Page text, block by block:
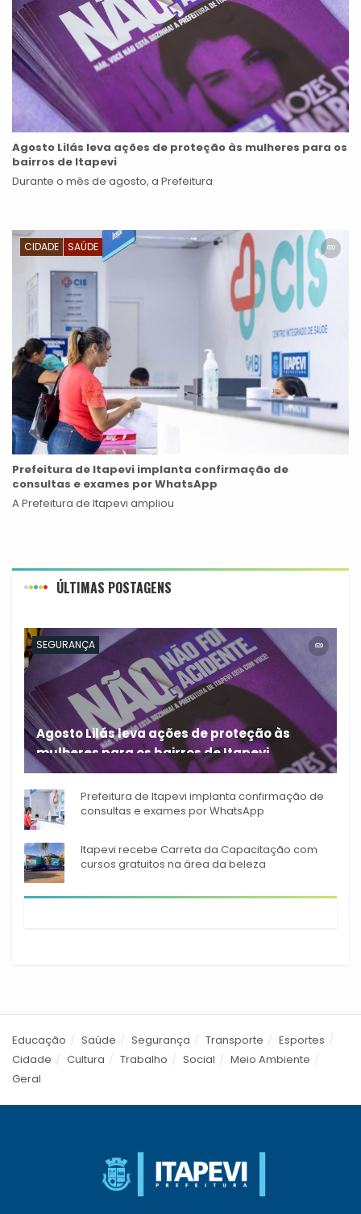
Agosto Lilás leva ações de proteção às mulheres para os
bairros de Itapevi
Durante o mês de agosto, a Prefeitura
CIDADE SAÚDE
Prefeitura de Itapevi implanta confirmação de
consultas e exames por WhatsApp
A Prefeitura de Itapevi ampliou
ÚLTIMAS POSTAGENS
SEGURANÇA
Agosto Lilás leva ações de proteção às
mulheres para os bairros de Itapevi
Durante o mês de agosto,
Prefeitura de Itapevi implanta confirmação de
consultas e exames por WhatsApp
Itapevi recebe Carreta da Capacitação com
cursos gratuitos na área da beleza
Educação Saúde Segurança Transporte
Esportes
Cidade
Cultura Trabalho Social
Meio Ambiente
Geral